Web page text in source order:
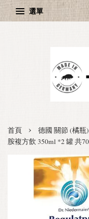
選單
首頁 ›
德國 關節 (橘瓶
胺複方飲 350ml *2 罐 共